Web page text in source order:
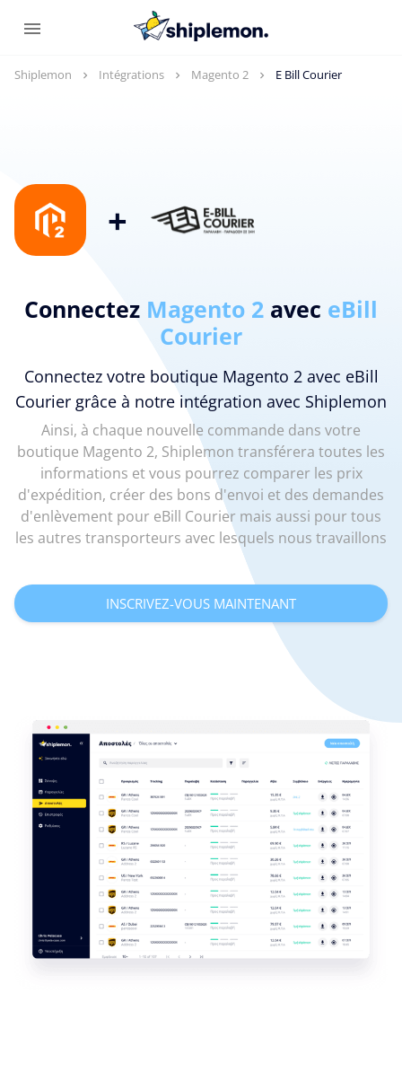
Shiplemon Intégrations Magento 2 E Bill Courier
+
Connectez Magento 2 avec eBill
Courier
Connectez votre boutique Magento 2 avec eBill
Courier grâce à notre intégration avec Shiplemon
Ainsi, à chaque nouvelle commande dans votre
boutique Magento 2, Shiplemon transférera toutes les
informations et vous pourrez comparer les prix
d'expédition, créer des bons d'envoi et des demandes
d'enlèvement pour eBill Courier mais aussi pour tous
les autres transporteurs avec lesquels nous travaillons
INSCRIVEZ-VOUS MAINTENANT